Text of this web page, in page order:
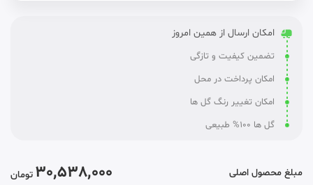
امکان ارسال از همین امروز
تضمین کیفیت و تازگی
امکان پرداخت در محل
امکان تغییر رنگ گل ها
گل ها 100% طبیعی
مبلغ محصول اصلی 30,538,000 تومان